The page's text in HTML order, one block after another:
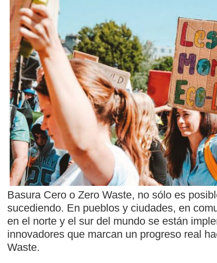
Basura Cero o Zero Waste, no sólo es
sucediendo. En pueblos y ciudades, en
en el norte y el sur del mundo se están
innovadores que marcan un progreso real
Waste.